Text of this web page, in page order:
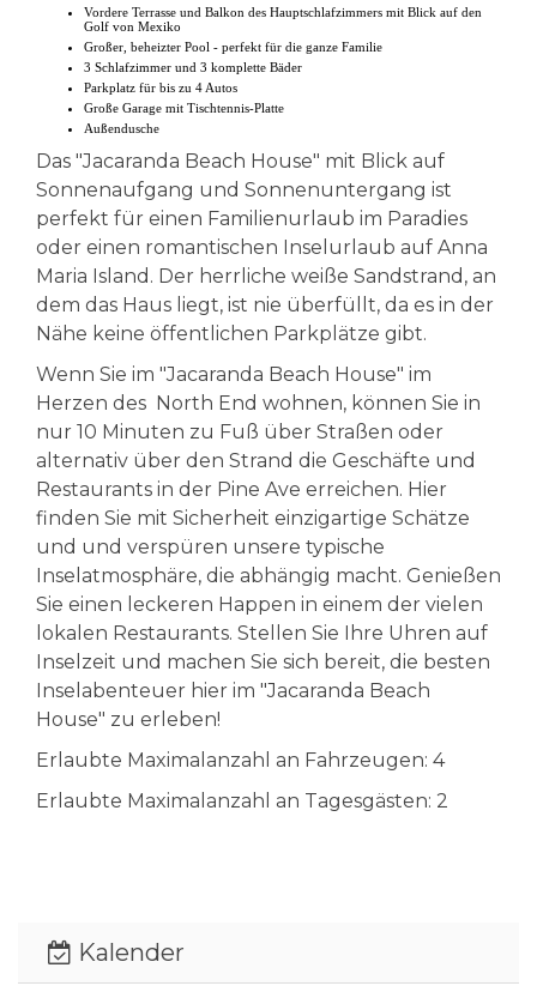
Vordere Terrasse und Balkon des Hauptschlafzimmers mit Blick auf den
Golf von Mexiko
Großer, beheizter Pool - perfekt für die ganze Familie
3 Schlafzimmer und 3 komplette Bäder
Parkplatz für bis zu 4 Autos
Große Garage mit Tischtennis-Platte
Außendusche
Das "Jacaranda Beach House" mit Blick auf
Sonnenaufgang und Sonnenuntergang ist
perfekt für einen Familienurlaub im Paradies
oder einen romantischen Inselurlaub auf Anna
Maria Island. Der herrliche weiße Sandstrand, an
dem das Haus liegt, ist nie überfüllt, da es in der
Nähe keine öffentlichen Parkplätze gibt.
Wenn Sie im "Jacaranda Beach House" im
Herzen des North End wohnen, können Sie in
nur 10 Minuten zu Fuß über Straßen oder
alternativ über den Strand die Geschäfte und
Restaurants in der Pine Ave erreichen. Hier
finden Sie mit Sicherheit einzigartige Schätze
und und verspüren unsere typische
Inselatmosphäre, die abhängig macht. Genießen
Sie einen leckeren Happen in einem der vielen
lokalen Restaurants. Stellen Sie Ihre Uhren auf
Inselzeit und machen Sie sich bereit, die besten
Inselabenteuer hier im "Jacaranda Beach
House" zu erleben!
Erlaubte Maximalanzahl an Fahrzeugen: 4
Erlaubte Maximalanzahl an Tagesgästen: 2
Kalender